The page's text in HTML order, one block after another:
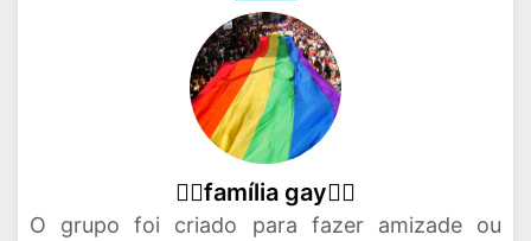
🏳‍🌈família gay🏳‍🌈
O grupo foi criado para fazer amizade ou